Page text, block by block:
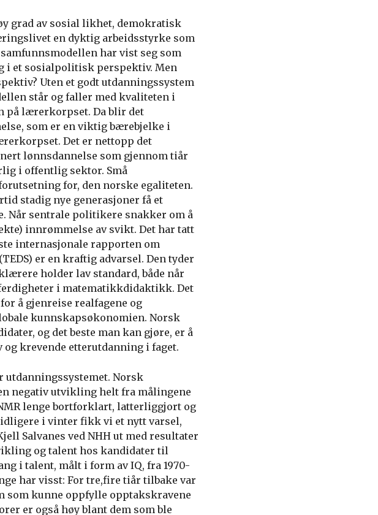
grad av sosial likhet, demokratisk
en dyktig arbeidsstyrke som
har vist seg som
i et sosialpolitisk perspektiv. Men
Uten et godt utdanningssystem
står og faller med kvaliteten i
på lærerkorpset. Da blir det
som er en viktig bærebjelke i
Det er nettopp det
lønnsdannelse som gjennom tiår
i offentlig sektor. Små
for, den norske egaliteten.
stadig nye generasjoner få et
Når sentrale politikere snakker om å
innrømmelse av svikt. Det har tatt
internasjonale rapporten om
er en kraftig advarsel. Den tyder
holder lav standard, både når
i matematikkdidaktikk. Det
å gjenreise realfagene og
kunnskapsøkonomien. Norsk
og det beste man kan gjøre, er å
krevende etterutdanning i faget.
utdanningssystemet. Norsk
negativ utvikling helt fra målingene
lenge bortforklart, latterliggjort og
i vinter fikk vi et nytt varsel,
Salvanes ved NHH ut med resultater
og talent hos kandidater til
i talent, målt i form av IQ, fra 1970-
har visst: For tre,fire tiår tilbake var
kunne oppfylle opptakskravene
er også høy blant dem som ble